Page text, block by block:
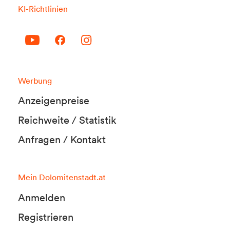
KI-Richtlinien
Werbung
Anzeigenpreise
Reichweite / Statistik
Anfragen / Kontakt
Mein Dolomitenstadt.at
Anmelden
Registrieren